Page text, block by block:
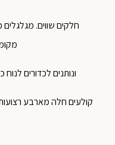
חלקיםשווים. מגלגלים
ונותניםלכדוריםלנוחכ
קולעיםחלהמארבע